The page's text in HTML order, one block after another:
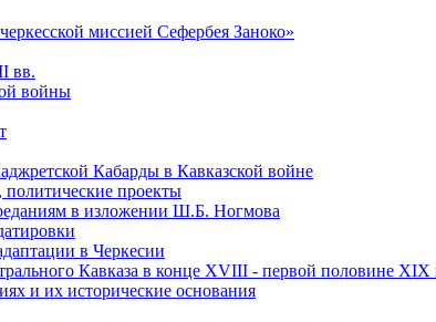
миссией Сефербея Заноко»
вв.
войны
Кабарды в Кавказской войне
политические проекты
в изложении Ш.Б. Ногмова
в Черкесии
Кавказа в конце XVIII - первой половине
и их исторические основания